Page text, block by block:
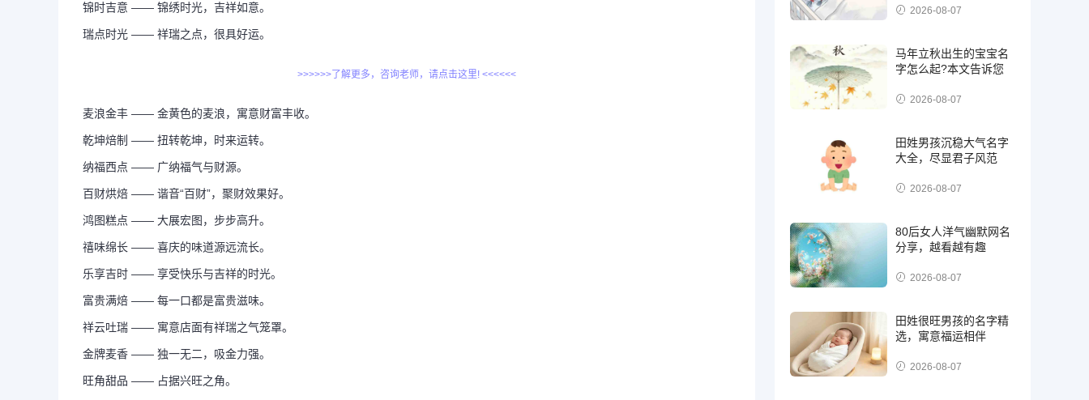
锦时吉意 —— 锦绣时光，吉祥如意。
瑞点时光 —— 祥瑞之点，很具好运。
>>>>>>了解更多，咨询老师，请点击这里! <<<<<<
麦浪金丰 —— 金黄色的麦浪，寓意财富丰收。
乾坤焙制 —— 扭转乾坤，时来运转。
纳福西点 —— 广纳福气与财源。
百财烘焙 —— 谐音“百财”，聚财效果好。
鸿图糕点 —— 大展宏图，步步高升。
禧味绵长 —— 喜庆的味道源远流长。
乐享吉时 —— 享受快乐与吉祥的时光。
富贵满焙 —— 每一口都是富贵滋味。
祥云吐瑞 —— 寓意店面有祥瑞之气笼罩。
金牌麦香 —— 独一无二，吸金力强。
旺角甜品 —— 占据兴旺之角。
2026-08-07
马年立秋出生的宝宝名
字怎么起?本文告诉您
2026-08-07
田姓男孩沉稳大气名字
大全，尽显君子风范
2026-08-07
80后女人洋气幽默网名
分享，越看越有趣
2026-08-07
田姓很旺男孩的名字精
选，寓意福运相伴
2026-08-07